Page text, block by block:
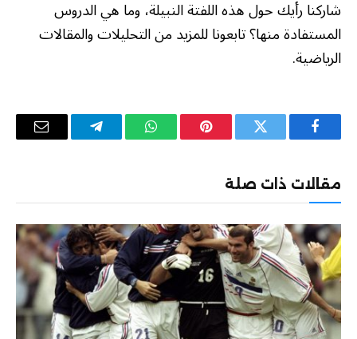
شاركنا رأيك حول هذه اللفتة النبيلة، وما هي الدروس
المستفادة منها؟ تابعونا للمزيد من التحليلات والمقالات
الرياضية.
فيسبوك تويتر بينتيريستواتساب تيلقرام
البريد
مقالات ذات صلة